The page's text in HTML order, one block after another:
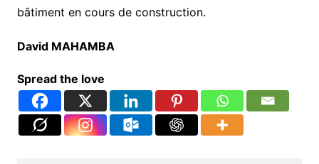
bâtiment en cours de construction.
David MAHAMBA
Spread the love